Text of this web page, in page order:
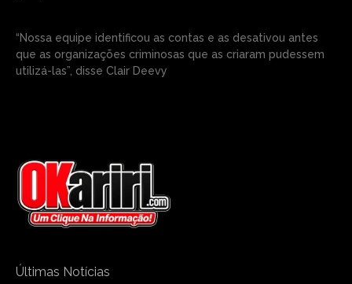
“Nossa equipe identificou as contas e as desativou antes
que as organizações criminosas que as criaram pudessem
utilizá-las”, disse Clair Deevy
Últimas Notícias